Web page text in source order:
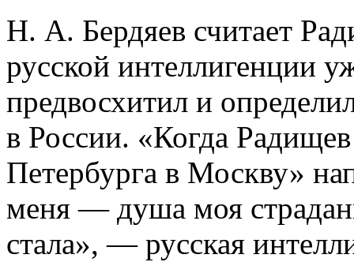
Н. А. Бердяев считает
русской интеллигенции
предвосхитил и
в России. «Когда
Петербурга в Москву»
меня — душа моя
стала», — русская